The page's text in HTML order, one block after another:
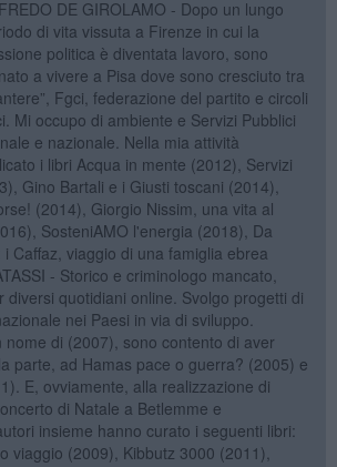
DE GIROLAMO - Dopo un lungo
di vita vissuta a Firenze in cui la
politica è diventata lavoro, sono
a vivere a Pisa dove sono cresciuto tra
Fgci, federazione del partito e circoli
Mi occupo di ambiente e Servizi Pubblici
e nazionale. Nella mia attività
i libri Acqua in mente (2012), Servizi
Gino Bartali e i Giusti toscani (2014),
(2014), Giorgio Nissim, una vita al
SosteniAMO l'energia (2018), Da
Caffaz, viaggio di una famiglia ebrea
- Storico e criminologo mancato,
diversi quotidiani online. Svolgo progetti di
nei Paesi in via di sviluppo.
nome di (2007), sono contento di aver
parte, ad Hamas pace o guerra? (2005) e
E, ovviamente, alla realizzazione di
di Natale a Betlemme e
insieme hanno curato i seguenti libri:
viaggio (2009), Kibbutz 3000 (2011),